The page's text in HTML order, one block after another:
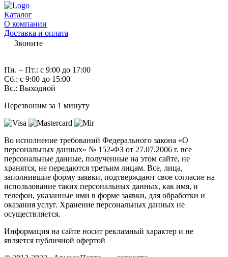
Каталог
О компании
Доставка и оплата
Звоните
Пн. – Пт.: с 9:00 до 17:00
Сб.: с 9:00 до 15:00
Вс.: Выходной
Перезвоним за 1 минуту
Во исполнение требований Федерального закона «О
персональных данных» № 152-ФЗ от 27.07.2006 г. все
персональные данные, полученные на этом сайте, не
хранятся, не передаются третьим лицам. Все, лица,
заполнившие форму заявки, подтверждают свое согласие на
использование таких персональных данных, как имя, и
телефон, указанные ими в форме заявки, для обработки и
оказания услуг. Хранение персональных данных не
осуществляется.
Информация на сайте носит рекламный характер и не
является публичной офертой